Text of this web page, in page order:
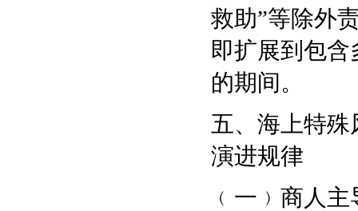
救助”等除外
即扩展到包
的期间。
五、海上特
演进规律
﹙一﹚商人